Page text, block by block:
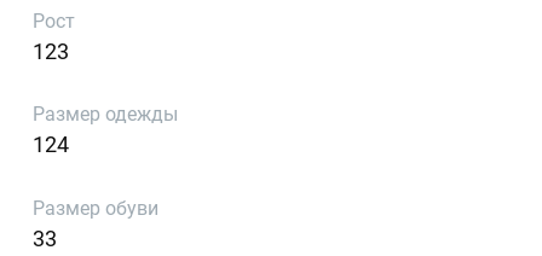
Рост
123
Размер одежды
124
Размер обуви
33